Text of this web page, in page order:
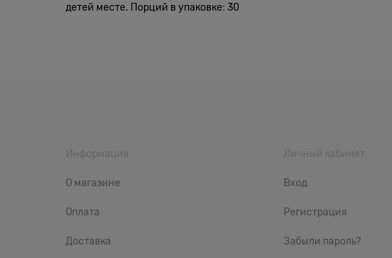
детей месте. Порций в упаковке: 30
Информация
О магазине
Оплата
Доставка
Личный кабинет
Вход
Регистрация
Забыли пароль?